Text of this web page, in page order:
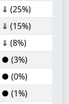
⇓ (25%)
⇓ (15%)
⇓ (8%)
● (3%)
● (0%)
● (1%)